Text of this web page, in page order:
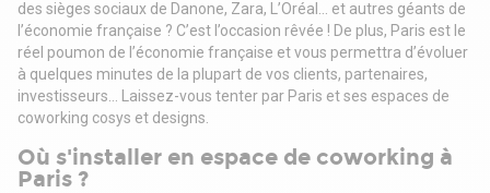
des sièges sociaux de Danone, Zara, L’Oréal… et autres géants de
l’économie française ? C’est l’occasion rêvée ! De plus, Paris est le
réel poumon de l’économie française et vous permettra d’évoluer
à quelques minutes de la plupart de vos clients, partenaires,
investisseurs... Laissez-vous tenter par Paris et ses espaces de
coworking cosys et designs.
Où s'installer en espace de coworking à
Paris ?